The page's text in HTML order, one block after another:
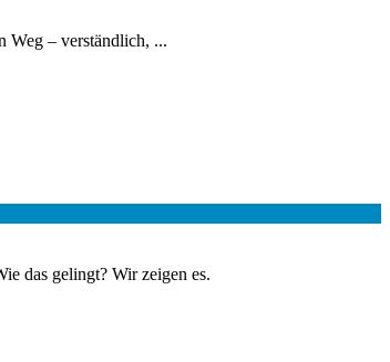
Weg – verständlich, ...
das gelingt? Wir zeigen es.